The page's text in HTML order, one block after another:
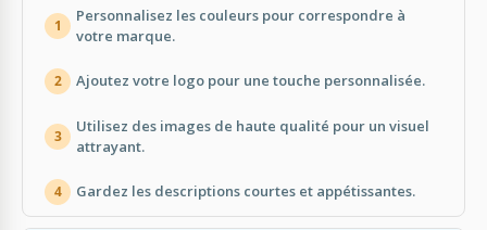
1
Personnalisez les couleurs pour correspondre à
votre marque.
2 Ajoutez votre logo pour une touche personnalisée.
3
Utilisez des images de haute qualité pour un visuel
attrayant.
4 Gardez les descriptions courtes et appétissantes.